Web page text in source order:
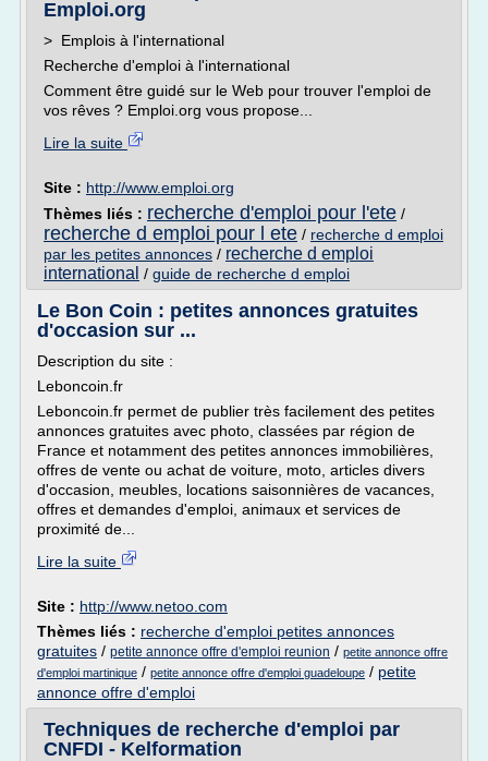
Emploi.org
> Emplois à l'international
Recherche d'emploi à l'international
Comment être guidé sur le Web pour trouver l'emploi de
vos rêves ? Emploi.org vous propose...
Lire la suite
Site : http://www.emploi.org
Thèmes liés : recherche d'emploi pour l'ete /
recherche d emploi pour l ete / recherche d emploi
par les petites annonces / recherche d emploi
international / guide de recherche d emploi
Le Bon Coin : petites annonces gratuites
d'occasion sur ...
Description du site :
Leboncoin.fr
Leboncoin.fr permet de publier très facilement des petites
annonces gratuites avec photo, classées par région de
France et notamment des petites annonces immobilières,
offres de vente ou achat de voiture, moto, articles divers
d'occasion, meubles, locations saisonnières de vacances,
offres et demandes d'emploi, animaux et services de
proximité de...
Lire la suite
Site : http://www.netoo.com
Thèmes liés : recherche d'emploi petites annonces
gratuites / petite annonce offre d'emploi reunion / petite annonce offre
d'emploi martinique / petite annonce offre d'emploi guadeloupe / petite
annonce offre d'emploi
Techniques de recherche d'emploi par
CNFDI - Kelformation